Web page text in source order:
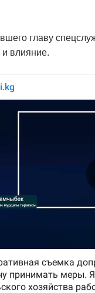
главу
и влияние.